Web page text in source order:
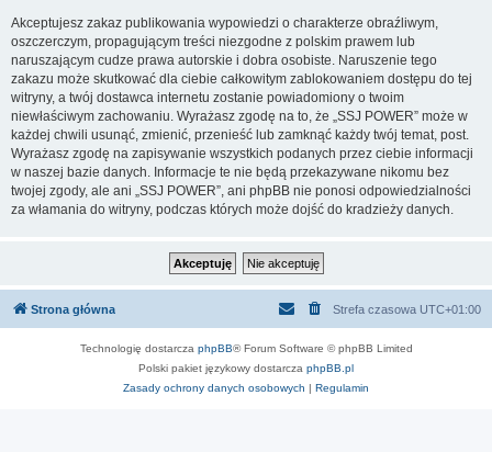
Akceptujesz zakaz publikowania wypowiedzi o charakterze obraźliwym,
oszczerczym, propagującym treści niezgodne z polskim prawem lub
naruszającym cudze prawa autorskie i dobra osobiste. Naruszenie tego
zakazu może skutkować dla ciebie całkowitym zablokowaniem dostępu do tej
witryny, a twój dostawca internetu zostanie powiadomiony o twoim
niewłaściwym zachowaniu. Wyrażasz zgodę na to, że „SSJ POWER” może w
każdej chwili usunąć, zmienić, przenieść lub zamknąć każdy twój temat, post.
Wyrażasz zgodę na zapisywanie wszystkich podanych przez ciebie informacji
w naszej bazie danych. Informacje te nie będą przekazywane nikomu bez
twojej zgody, ale ani „SSJ POWER”, ani phpBB nie ponosi odpowiedzialności
za włamania do witryny, podczas których może dojść do kradzieży danych.
Strona główna Strefa czasowa UTC+01:00
Technologię dostarcza phpBB® Forum Software © phpBB Limited
Polski pakiet językowy dostarcza phpBB.pl
Zasady ochrony danych osobowych | Regulamin